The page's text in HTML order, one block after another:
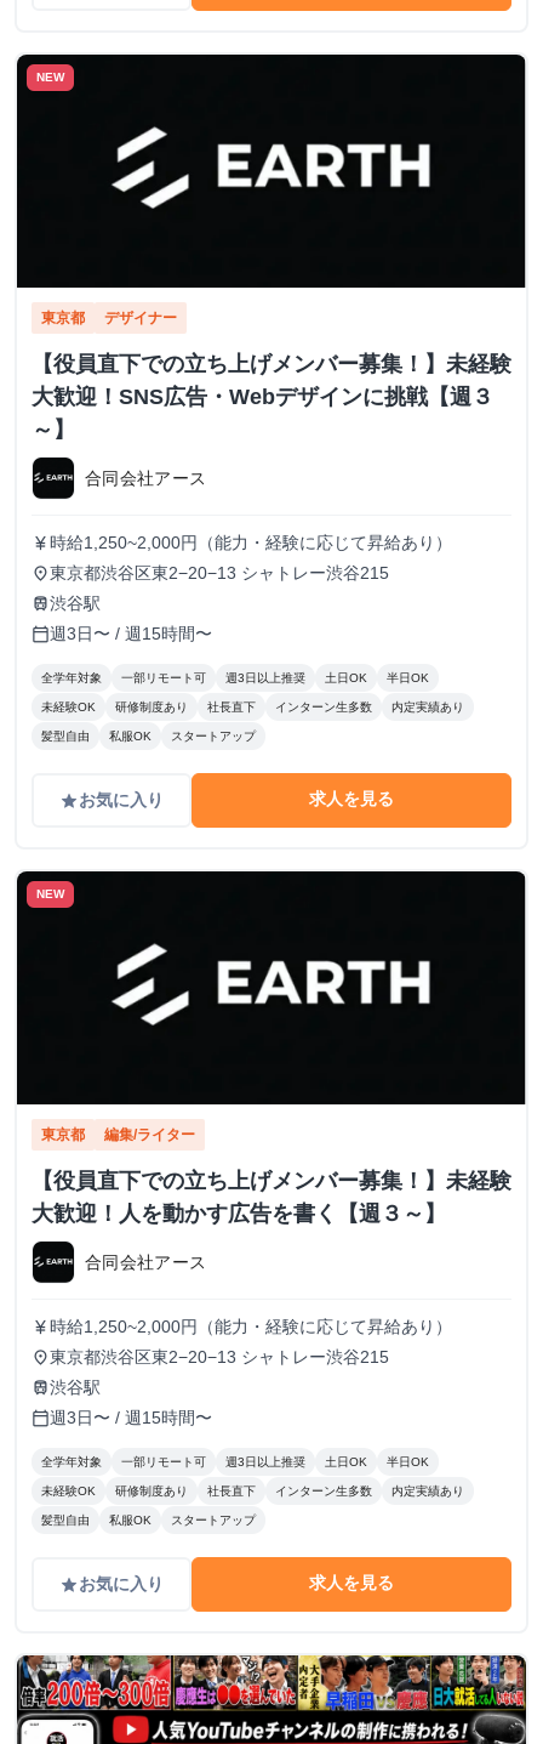
NEW
東京都 デザイナー
【役員直下での立ち上げメンバー募集！】未経験
大歓迎！SNS広告・Webデザインに挑戦【週３
～】
合同会社アース
currency_yen 時給1,250~2,000円（能力・経験に応じて昇給あり）
place東京都渋谷区東2−20−13 シャトレー渋谷215
train渋谷駅
calendar_today週3日〜 / 週15時間〜
全学年対象 一部リモート可 週3日以上推奨 土日OK 半日OK
未経験OK 研修制度あり 社長直下 インターン生多数 内定実績あり
髪型自由 私服OK スタートアップ
gradeお気に入り 求人を見る
NEW
東京都 編集/ライター
【役員直下での立ち上げメンバー募集！】未経験
大歓迎！人を動かす広告を書く【週３～】
合同会社アース
currency_yen 時給1,250~2,000円（能力・経験に応じて昇給あり）
place東京都渋谷区東2−20−13 シャトレー渋谷215
train渋谷駅
calendar_today週3日〜 / 週15時間〜
全学年対象 一部リモート可 週3日以上推奨 土日OK 半日OK
未経験OK 研修制度あり 社長直下 インターン生多数 内定実績あり
髪型自由 私服OK スタートアップ
gradeお気に入り 求人を見る